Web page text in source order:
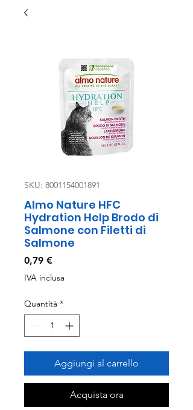
SKU: 8001154001891
Almo Nature HFC
Hydration Help Brodo di
Salmone con Filetti di
Salmone
0,79 €Prezzo
IVA inclusa
Quantità *
Aggiungi al carrello
Acquista ora